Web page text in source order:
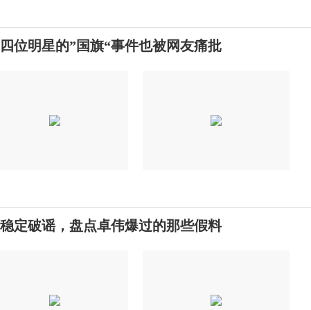
位明星的”国旗“事件也被网友痛批
定破谣，盘点卓伟爆过的那些假料